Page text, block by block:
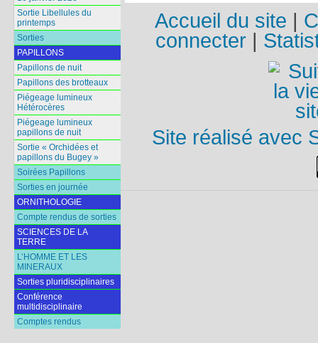
Sortie Libellules du
printemps
Sorties
PAPILLONS
Papillons de nuit
Papillons des brotteaux
Piégeage lumineux
Hétérocères
Piégeage lumineux
papillons de nuit
Sortie « Orchidées et
papillons du Bugey »
Soirées Papillons
Sorties en journée
ORNITHOLOGIE
Compte rendus de sorties
SCIENCES DE LA
TERRE
L’HOMME ET LES
MINERAUX
Sorties pluridisciplinaires
Conférence
multidisciplinaire
Comptes rendus
Accueil du site |
connecter|
Site réalisé avec